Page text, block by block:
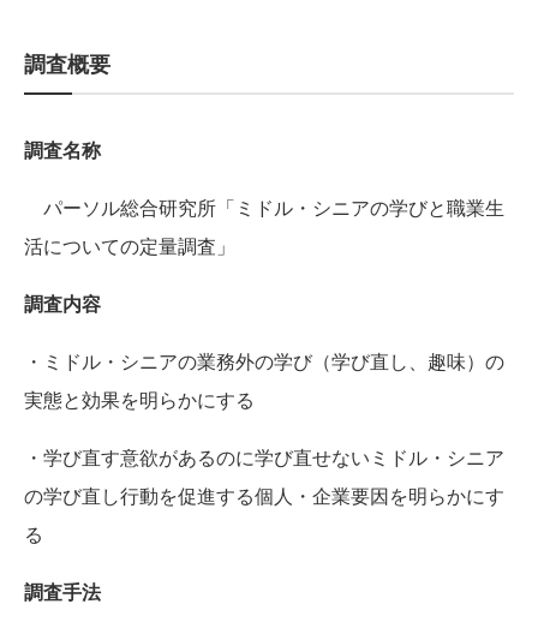
調査概要
調査名称
パーソル総合研究所「ミドル・シニアの学びと職業生
活についての定量調査」
調査内容
・ミドル・シニアの業務外の学び（学び直し、趣味）の
実態と効果を明らかにする
・学び直す意欲があるのに学び直せないミドル・シニア
の学び直し行動を促進する個人・企業要因を明らかにす
る
調査手法